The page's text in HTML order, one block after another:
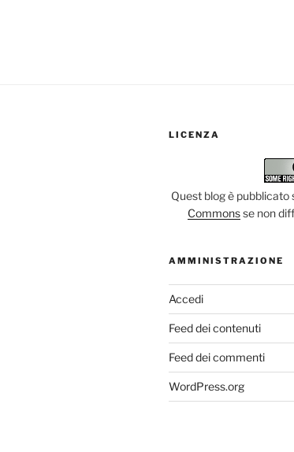
LICENZA
Quest blog è pubblicato
Commonsse non
AMMINISTRAZIONE
Accedi
Feed dei contenuti
Feed dei commenti
WordPress.org